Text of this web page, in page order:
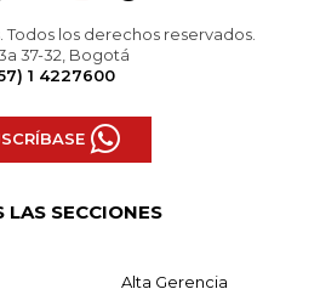
Todos los derechos reservados.
37-32, Bogotá
1 4227600
LAS SECCIONES
Alta Gerencia